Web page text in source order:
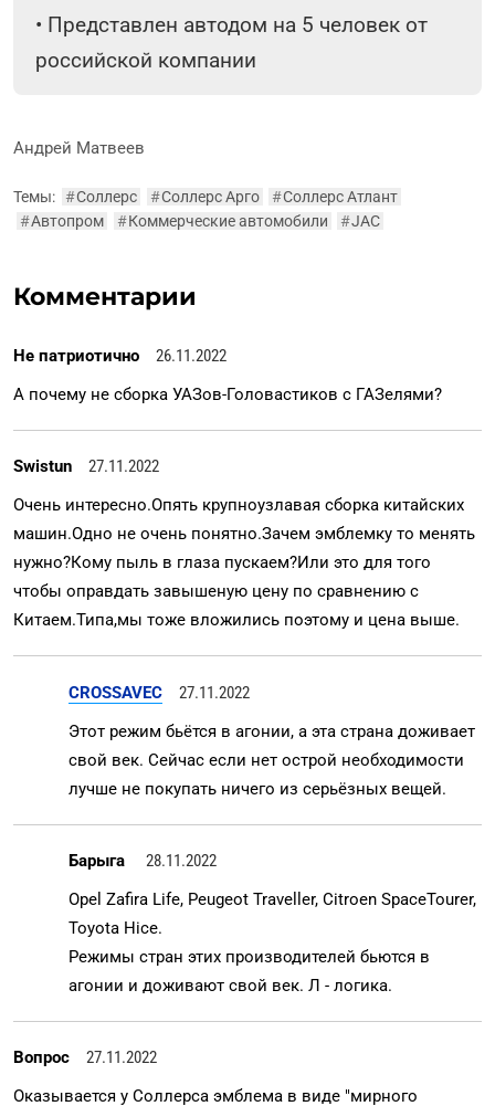
• Представлен автодом на 5 человек от
российской компании
Андрей Матвеев
Темы: #Соллерс #Соллерс Арго #Соллерс Атлант
#Автопром #Коммерческие автомобили #JAC
Комментарии
Не патриотично
26.11.2022
А почему не сборка УАЗов-Головастиков с ГАЗелями?
Swistun
27.11.2022
Очень интересно.Опять крупноузлавая сборка китайских
машин.Одно не очень понятно.Зачем эмблемку то менять
нужно?Кому пыль в глаза пускаем?Или это для того
чтобы оправдать завышеную цену по сравнению с
Китаем.Типа,мы тоже вложились поэтому и цена выше.
CROSSAVEC
27.11.2022
Этот режим бьётся в агонии, а эта страна доживает
свой век. Сейчас если нет острой необходимости
лучше не покупать ничего из серьёзных вещей.
Барыга
28.11.2022
Opel Zafira Life, Peugeot Traveller, Citroen SpaceTourer,
Toyota Hice.
Режимы стран этих производителей бьются в
агонии и доживают свой век. Л - логика.
Вопрос
27.11.2022
Оказывается у Соллерса эмблема в виде "мирного